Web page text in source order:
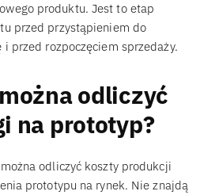
produktu. Jest to etap
przed przystąpieniem do
przed rozpoczęciem sprzedaży.
odliczyć
na prototyp?
odliczyć koszty produkcji
prototypu na rynek. Nie znajdą